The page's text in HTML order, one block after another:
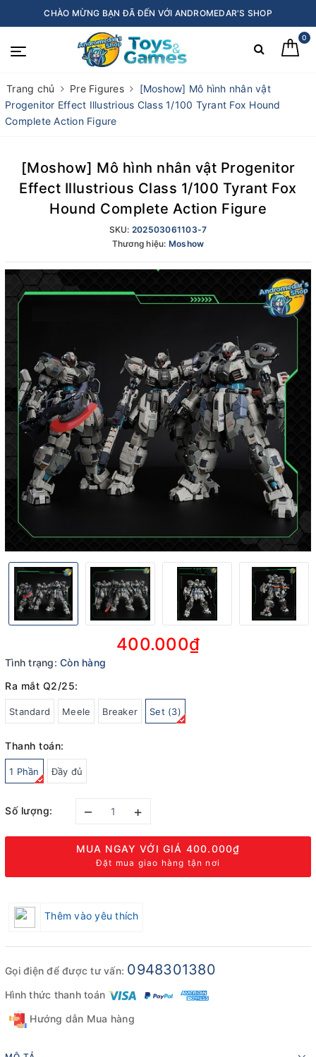
CHÀO MỪNG BẠN ĐÃ ĐẾN VỚI ANDROMEDAR'S SHOP
0
Trang chủ Pre Figures
[Moshow] Mô hình nhân vật
Progenitor Effect Illustrious Class 1/100 Tyrant Fox Hound
Complete Action Figure
[Moshow] Mô hình nhân vật Progenitor
Effect Illustrious Class 1/100 Tyrant Fox
Hound Complete Action Figure
SKU: 202503061103-7
Thương hiệu: Moshow
400.000₫
Tình trạng: Còn hàng
Ra mắt Q2/25:
Standard Meele Breaker Set (3)
Thanh toán:
1 Phần Đầy đủ
Số lượng: – +
MUA NGAY VỚI GIÁ 400.000₫
Đặt mua giao hàng tận nơi
Thêm vào yêu thích
Gọi điện để được tư vấn: 0948301380
Hình thức thanh toán
Hướng dẫn Mua hàng